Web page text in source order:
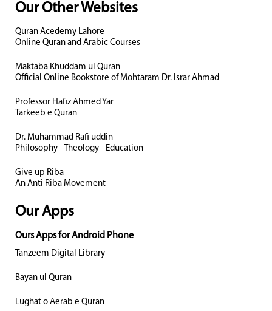
Our Other Websites
Quran Acedemy Lahore
Online Quran and Arabic Courses
Maktaba Khuddam ul Quran
Official Online Bookstore of Mohtaram Dr. Israr Ahmad
Professor Hafiz Ahmed Yar
Tarkeeb e Quran
Dr. Muhammad Rafi uddin
Philosophy - Theology - Education
Give up Riba
An Anti Riba Movement
Our Apps
Ours Apps for Android Phone
Tanzeem Digital Library
Bayan ul Quran
Lughat o Aerab e Quran